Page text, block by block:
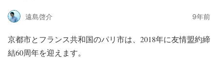
遠島啓介 9年前
京都市とフランス共和国のパリ市は、2018年に友情盟約締
結60周年を迎えます。